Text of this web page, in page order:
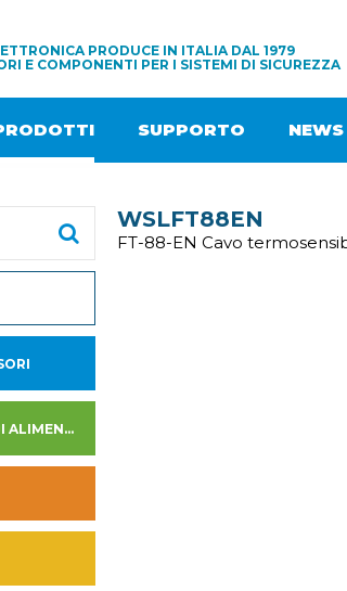
PRODUCE IN ITALIA DAL 1979
E COMPONENTI PER I SISTEMI DI SICUREZZA
SUPPORTO NEWS
ALIMENTATORI E STAZIONI DI ALIMENTAZIONE
WSLFT88EN
FT-88-EN Cavo